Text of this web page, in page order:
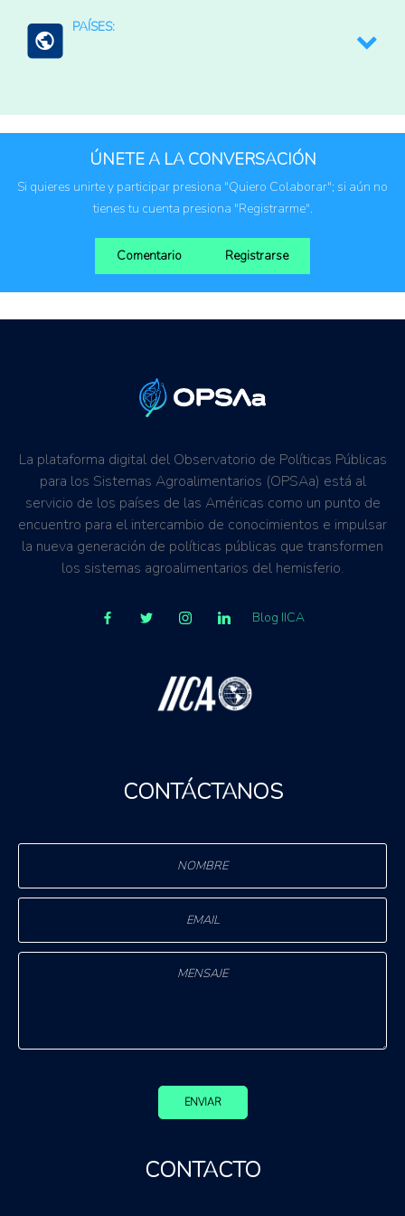
PSA: Pago por servicios ambientales o
ecosistémicos
Sistemas de alerta temprana
PAÍSES:
Burkina Faso
Colombia
Costa Rica
Indonesia
Mozambique
Mundo (agreg.)
Níger
Nigeria
Senegal
ÚNETE A LA CONVERSACIÓN
Si quieres unirte y participar presiona "Quiero Colaborar"; si aún no
tienes tu cuenta presiona "Registrarme".
Comentario Registrarse
La plataforma digital del Observatorio de Políticas Públicas
para los Sistemas Agroalimentarios (OPSAa) está al
servicio de los países de las Américas como un punto de
encuentro para el intercambio de conocimientos e impulsar
la nueva generación de políticas públicas que transformen
los sistemas agroalimentarios del hemisferio.
Blog IICA
CONTÁCTANOS
ENVIAR
CONTACTO